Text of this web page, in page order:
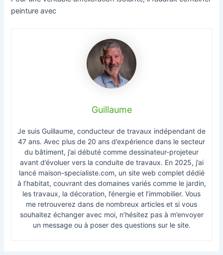
peinture avec
Guillaume
Je suis Guillaume, conducteur de travaux indépendant de
47 ans. Avec plus de 20 ans d’expérience dans le secteur
du bâtiment, j’ai débuté comme dessinateur-projeteur
avant d’évoluer vers la conduite de travaux. En 2025, j’ai
lancé maison-specialiste.com, un site web complet dédié
à l’habitat, couvrant des domaines variés comme le jardin,
les travaux, la décoration, l’énergie et l’immobilier. Vous
me retrouverez dans de nombreux articles et si vous
souhaitez échanger avec moi, n’hésitez pas à m’envoyer
un message ou à poser des questions sur le site.